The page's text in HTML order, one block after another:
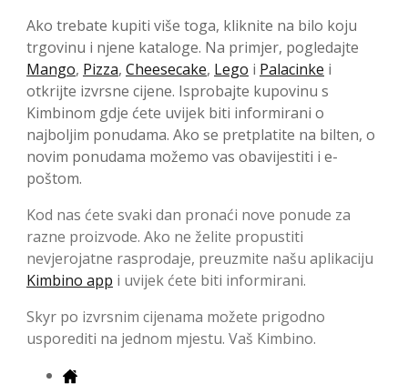
Ako trebate kupiti više toga, kliknite na bilo koju
trgovinu i njene kataloge. Na primjer, pogledajte
Mango, Pizza, Cheesecake, Lego i Palacinke i
otkrijte izvrsne cijene. Isprobajte kupovinu s
Kimbinom gdje ćete uvijek biti informirani o
najboljim ponudama. Ako se pretplatite na bilten, o
novim ponudama možemo vas obavijestiti i e-
poštom.
Kod nas ćete svaki dan pronaći nove ponude za
razne proizvode. Ako ne želite propustiti
nevjerojatne rasprodaje, preuzmite našu aplikaciju
Kimbino app i uvijek ćete biti informirani.
Skyr po izvrsnim cijenama možete prigodno
usporediti na jednom mjestu. Vaš Kimbino.